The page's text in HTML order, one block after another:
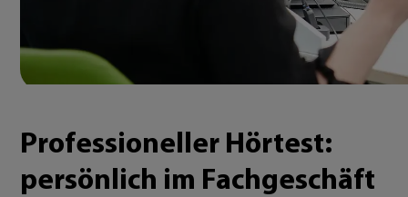
Professioneller Hörtest:
persönlich im Fachgeschäft